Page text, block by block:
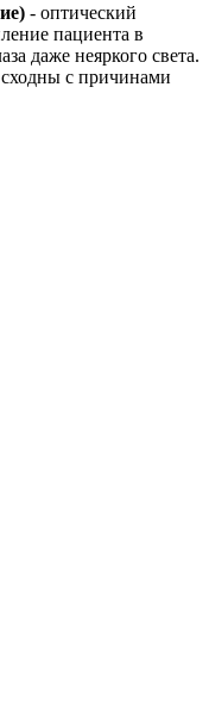
- оптический
пациента в
даже неяркого света.
с причинами